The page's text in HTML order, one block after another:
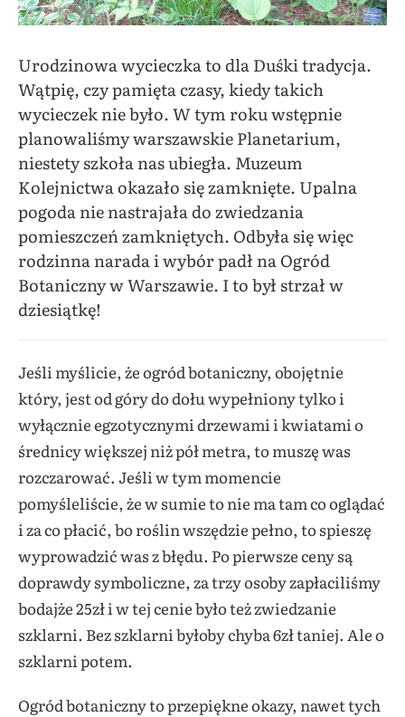
Urodzinowa wycieczka to dla Duśki tradycja.
Wątpię, czy pamięta czasy, kiedy takich
wycieczek nie było. W tym roku wstępnie
planowaliśmy warszawskie Planetarium,
niestety szkoła nas ubiegła. Muzeum
Kolejnictwa okazało się zamknięte. Upalna
pogoda nie nastrajała do zwiedzania
pomieszczeń zamkniętych. Odbyła się więc
rodzinna narada i wybór padł na Ogród
Botaniczny w Warszawie. I to był strzał w
dziesiątkę!
Jeśli myślicie, że ogród botaniczny, obojętnie
który, jest od góry do dołu wypełniony tylko i
wyłącznie egzotycznymi drzewami i kwiatami o
średnicy większej niż pół metra, to muszę was
rozczarować. Jeśli w tym momencie
pomyśleliście, że w sumie to nie ma tam co oglądać
i za co płacić, bo roślin wszędzie pełno, to spieszę
wyprowadzić was z błędu. Po pierwsze ceny są
doprawdy symboliczne, za trzy osoby zapłaciliśmy
bodajże 25zł i w tej cenie było też zwiedzanie
szklarni. Bez szklarni byłoby chyba 6zł taniej. Ale o
szklarni potem.
Ogród botaniczny to przepiękne okazy, nawet tych